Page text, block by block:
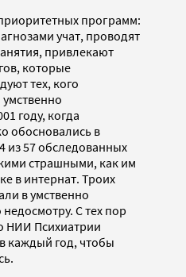
программ:
учат, проводят
привлекают
которые
тех, кого
году, когда
обосновались в
из 57 обследованных
страшными, как им
в интернат. Троих
в умственно
С тех пор
НИИ Психиатрии
каждый год, чтобы